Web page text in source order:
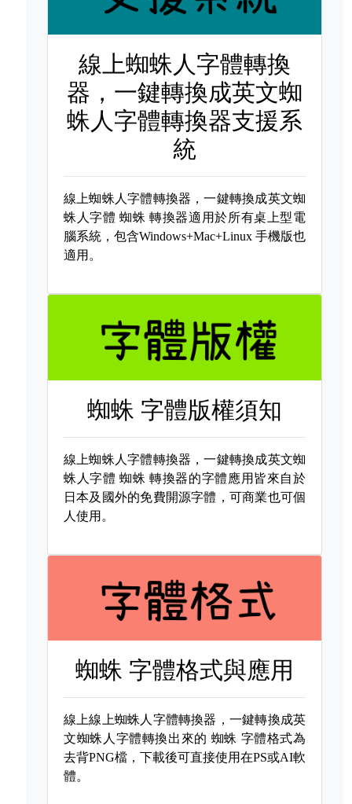
線上蜘蛛人字體轉換
器，一鍵轉換成英文蜘
蛛人字體轉換器支援系
統
線上蜘蛛人字體轉換器，一鍵轉換成英文蜘
蛛人字體蜘蛛 轉換器適用於所有桌上型電
腦系統，包含Windows+Mac+Linux 手機版也
適用。
蜘蛛 字體版權須知
線上蜘蛛人字體轉換器，一鍵轉換成英文蜘
蛛人字體蜘蛛 轉換器的字體應用皆來自於
日本及國外的免費開源字體，可商業也可個
人使用。
蜘蛛 字體格式與應用
線上線上蜘蛛人字體轉換器，一鍵轉換成英
文蜘蛛人字體轉換出來的 蜘蛛 字體格式為
去背PNG檔，下載後可直接使用在PS或AI軟
體。